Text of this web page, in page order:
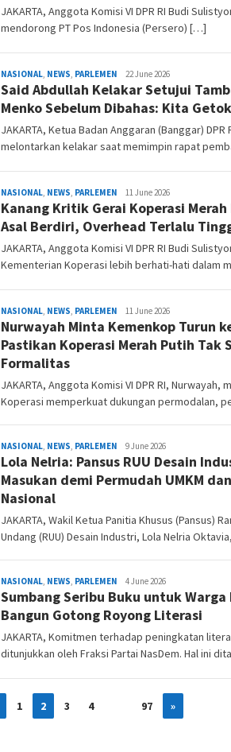
JAKARTA, Anggota Komisi VI DPR RI Budi
mendorong PT Pos Indonesia (Persero) […]
NASIONAL, NEWS, PARLEMEN Redaksi
22 June 2026
Said Abdullah Kelakar Setujui
Menko Sebelum Dibahas: Kita
JAKARTA, Ketua Badan Anggaran (Banggar) DPR
melontarkan kelakar saat memimpin rapat
NASIONAL, NEWS, PARLEMEN Redaksi
11 June 2026
Kanang Kritik Gerai Koperasi
Asal Berdiri, Overhead Terlalu
JAKARTA, Anggota Komisi VI DPR RI Budi
Kementerian Koperasi lebih berhati-hati dalam
NASIONAL, NEWS, PARLEMEN Redaksi
11 June 2026
Nurwayah Minta Kemenkop Turun
Pastikan Koperasi Merah Putih Tak
Formalitas
JAKARTA, Anggota Komisi VI DPR RI, Nurwayah,
Koperasi memperkuat dukungan permodalan,
NASIONAL, NEWS, PARLEMEN Redaksi
9 June 2026
Lola Nelria: Pansus RUU Desain
Masukan demi Permudah UMKM
Nasional
JAKARTA, Wakil Ketua Panitia Khusus (Pansus)
Undang (RUU) Desain Industri, Lola Nelria
NASIONAL, NEWS, PARLEMEN Redaksi
4 June 2026
Sumbang Seribu Buku untuk Warga
Bangun Gotong Royong Literasi
JAKARTA, Komitmen terhadap peningkatan
ditunjukkan oleh Fraksi Partai NasDem. Hal ini
1 2 3 4 97 »